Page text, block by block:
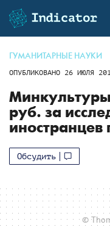
ГУМАНИТАРНЫЕ НАУКИ
ОПУБЛИКОВАНО 26 ИЮЛЯ
руб. за
иностранцев
Обсудить
©